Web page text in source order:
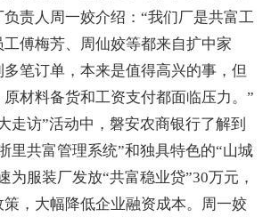
责人周一姣介绍：“我们厂是共富工
傅梅芳、周仙姣等都来自扩中家
笔订单，本来是值得高兴的事，但
材料备货和工资支付都面临压力。”
访”活动中，磐安农商银行了解到
里共富管理系统”和独具特色的“山城
为服装厂发放“共富稳业贷”30万元，
，大幅降低企业融资成本。周一姣